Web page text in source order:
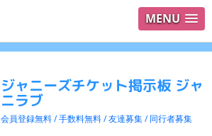
MENU
ジャニーズチケット掲示板 ジャ
ニラブ
会員登録無料 / 手数料無料 / 友達募集 / 同行者募集
ログイ
検索